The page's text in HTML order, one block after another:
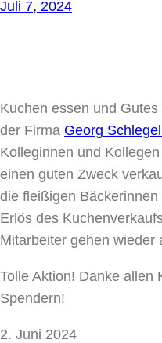
Juli 7, 2024
Kuchen essen und
der Firma Georg
Kolleginnen und
einen guten Zweck
die fleißigen
Erlös des
Mitarbeiter gehen wieder
Tolle Aktion! Danke allen
Spendern!
2. Juni 2024